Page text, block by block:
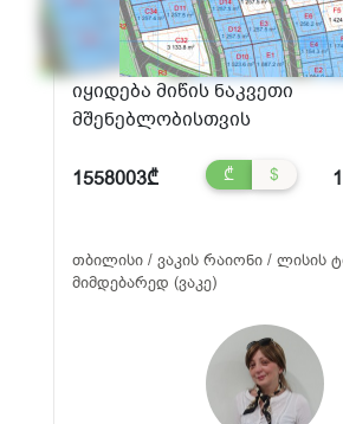
იყიდება მიწის ნაკვეთი
მშენებლობისთვის
1558003₾ ₾ $
თბილისი / ვაკის რაიონი / ლისის
მიმდებარედ (ვაკე)